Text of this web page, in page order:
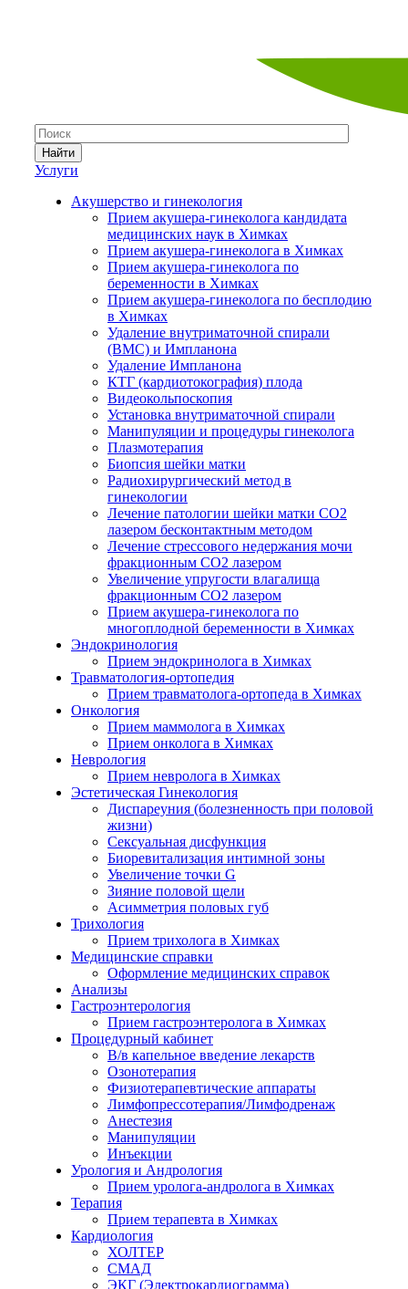
Найти
Услуги
Акушерство и гинекология
Прием акушера-гинеколога кандидата
медицинских наук в Химках
Прием акушера-гинеколога в Химках
Прием акушера-гинеколога по
беременности в Химках
Прием акушера-гинеколога по бесплодию
в Химках
Удаление внутриматочной спирали
(ВМС) и Импланона
Удаление Импланона
КТГ (кардиотокография) плода
Видеокольпоскопия
Установка внутриматочной спирали
Манипуляции и процедуры гинеколога
Плазмотерапия
Биопсия шейки матки
Радиохирургический метод в
гинекологии
Лечение патологии шейки матки CO2
лазером бесконтактным методом
Лечение стрессового недержания мочи
фракционным CO2 лазером
Увеличение упругости влагалища
фракционным CO2 лазером
Прием акушера-гинеколога по
многоплодной беременности в Химках
Эндокринология
Прием эндокринолога в Химках
Травматология-ортопедия
Прием травматолога-ортопеда в Химках
Онкология
Прием маммолога в Химках
Прием онколога в Химках
Неврология
Прием невролога в Химках
Эстетическая Гинекология
Диспареуния (болезненность при половой
жизни)
Сексуальная дисфункция
Биоревитализация интимной зоны
Увеличение точки G
Зияние половой щели
Асимметрия половых губ
Трихология
Прием трихолога в Химках
Медицинские справки
Оформление медицинских справок
Анализы
Гастроэнтерология
Прием гастроэнтеролога в Химках
Процедурный кабинет
В/в капельное введение лекарств
Озонотерапия
Физиотерапевтические аппараты
Лимфопрессотерапия/Лимфодренаж
Анестезия
Манипуляции
Инъекции
Урология и Андрология
Прием уролога-андролога в Химках
Терапия
Прием терапевта в Химках
Кардиология
ХОЛТЕР
СМАД
ЭКГ (Электрокардиограмма)